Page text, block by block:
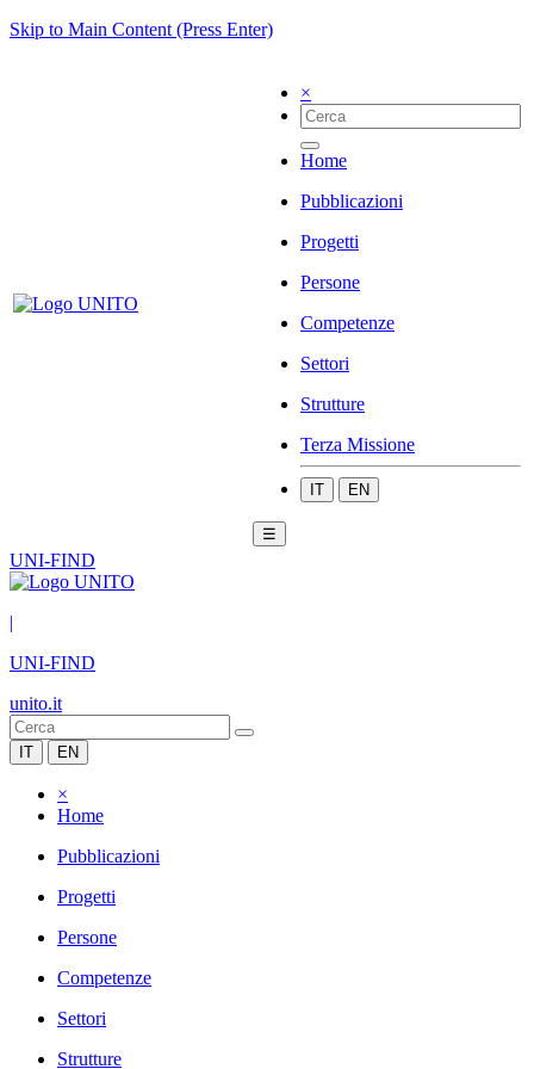
Skip to Main Content (Press Enter)
×
Home
Pubblicazioni
Progetti
Persone
Competenze
Settori
Strutture
Terza Missione
IT EN
☰
UNI-FIND
|
UNI-FIND
unito.it
IT EN
×
Home
Pubblicazioni
Progetti
Persone
Competenze
Settori
Strutture